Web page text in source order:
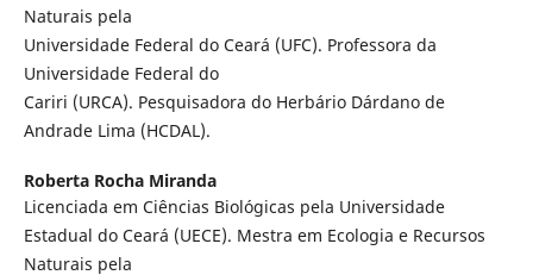
Naturais pela
Universidade Federal do Ceará (UFC). Professora da
Universidade Federal do
Cariri (URCA). Pesquisadora do Herbário Dárdano de
Andrade Lima (HCDAL).
Roberta Rocha Miranda
Licenciada em Ciências Biológicas pela Universidade
Estadual do Ceará (UECE). Mestra em Ecologia e Recursos
Naturais pela